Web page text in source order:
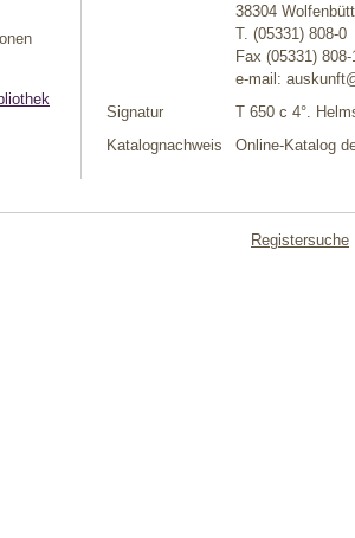
38304
T. (05331) 808-0
Fax (05331) 808-
e-mail:
Signatur
T 650 c 4°.
Katalognachweis
Online-Katalog
Registersuche